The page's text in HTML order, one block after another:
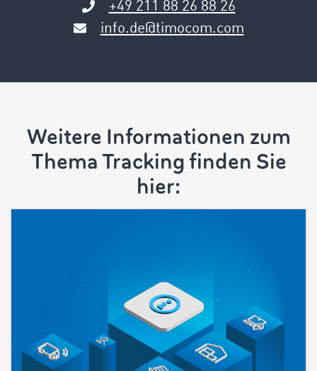
+49 211 88 26 88 26
info.de@timocom.com
Weitere Informationen zum
Thema Tracking finden Sie
hier: